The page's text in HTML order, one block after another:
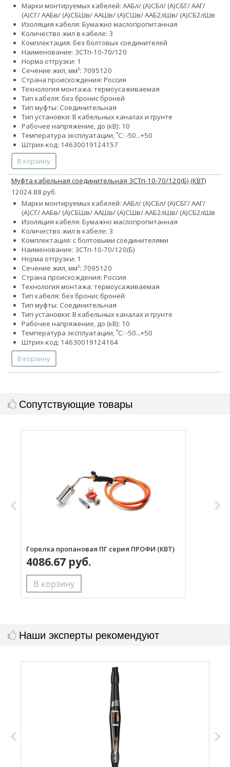
Марки монтируемых кабелей: ААБл/ (А)СБл/ (А)СБГ/ ААГ/
(А)СГ/ ААБв/ (А)СБШв/ ААШв/ (А)СШв/ ААБ2лШв/ (А)СБ2лШв
Изоляция кабеля: Бумажно маслопропитанная
Количество жил в кабеле: 3
Комплектация: без болтовых соединителей
Наименование: 3СТп-10-70/120
Норма отгрузки: 1
Сечение жил, мм²: 7095120
Страна происхождения: Россия
Технология монтажа: термоусаживаемая
Тип кабеля: без бронис броней
Тип муфты: Соединительная
Тип установки: В кабельных каналах и грунте
Рабочее напряжение, до (кВ): 10
Температура эксплуатации, ˚С: -50...+50
Штрих-код: 14630019124157
В корзину
Муфта кабельная соединительная 3СТп-10-70/120(Б) (КВТ)
12024.88 руб.
Марки монтируемых кабелей: ААБл/ (А)СБл/ (А)СБГ/ ААГ/
(А)СГ/ ААБв/ (А)СБШв/ ААШв/ (А)СШв/ ААБ2лШв/ (А)СБ2лШв
Изоляция кабеля: Бумажно маслопропитанная
Количество жил в кабеле: 3
Комплектация: с болтовыми соединителями
Наименование: 3СТп-10-70/120(Б)
Норма отгрузки: 1
Сечение жил, мм²: 7095120
Страна происхождения: Россия
Технология монтажа: термоусаживаемая
Тип кабеля: без бронис броней
Тип муфты: Соединительная
Тип установки: В кабельных каналах и грунте
Рабочее напряжение, до (кВ): 10
Температура эксплуатации, ˚С: -50...+50
Штрих-код: 14630019124164
В корзину
Сопутствующие товары
Горелка пропановая ПГ серия ПРОФИ (КВТ)
4086.67 руб.
Наши эксперты рекомендуют